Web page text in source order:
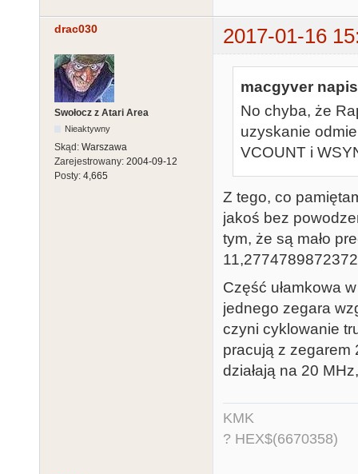
drac030 2017-01-16
Swołocz z Atari Area
Nieaktywny
Skąd: Warszawa
Zarejestrowany: 2004-09-12
Posty: 4,665
macgyver
No chyba, że
uzyskanie
VCOUNT i
Z tego, co
jakoś bez
tym, że są mało
Część ułamkowa
jednego zegara
czyni cyklowanie
pracują z zegarem
działają na 20
KMK
? HEX$(6670358)